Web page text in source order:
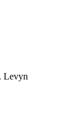
Levyn